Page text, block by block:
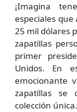
¡Imagina
especiales
25 mil dólares
zapatillas
primer
Unidos. En
emocionante
zapatillas se
colección única.